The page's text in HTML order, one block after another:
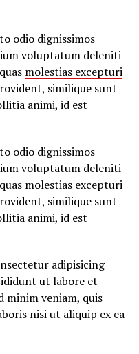
odio dignissimos
voluptatum deleniti
molestias excepturi
similique sunt
animi, id est
odio dignissimos
voluptatum deleniti
molestias excepturi
similique sunt
animi, id est
adipisicing
ut labore et
minim veniam, quis
nisi ut aliquip ex ea